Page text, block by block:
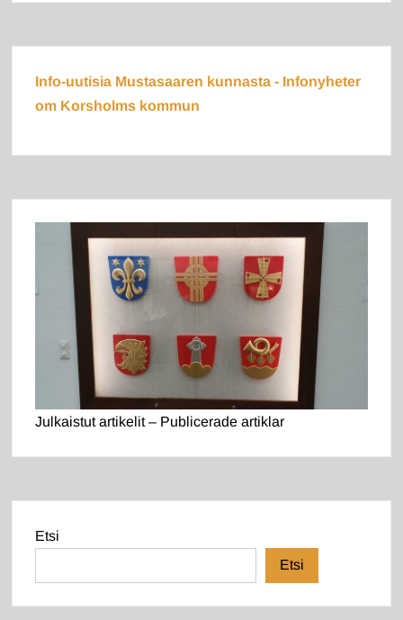
Info-uutisia Mustasaaren kunnasta - Infonyheter
om Korsholms kommun
Julkaistut artikelit – Publicerade artiklar
Etsi
Etsi